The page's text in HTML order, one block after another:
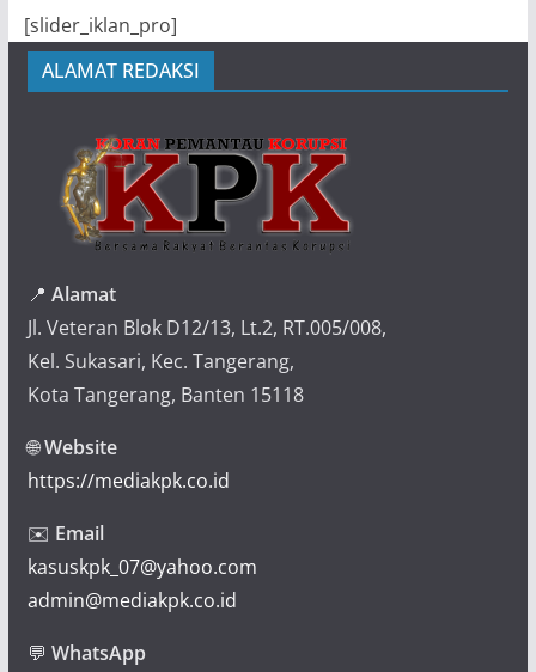
[slider_iklan_pro]
ALAMAT REDAKSI
📍 Alamat
Jl. Veteran Blok D12/13, Lt.2, RT.005/008,
Kel. Sukasari, Kec. Tangerang,
Kota Tangerang, Banten 15118
🌐Website
https://mediakpk.co.id
✉️ Email
kasuskpk_07@yahoo.com
admin@mediakpk.co.id
💬 WhatsApp